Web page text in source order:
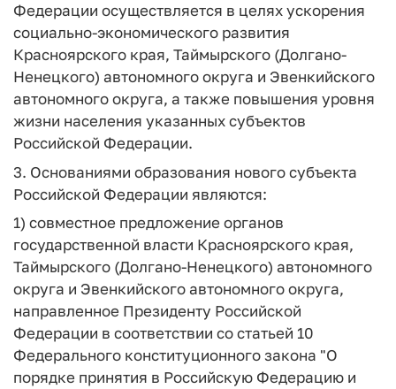
Федерации осуществляется в целях ускорения
социально-экономического развития
Красноярского края, Таймырского (Долгано-
Ненецкого) автономного округа и Эвенкийского
автономного округа, а также повышения уровня
жизни населения указанных субъектов
Российской Федерации.
3. Основаниями образования нового субъекта
Российской Федерации являются:
1) совместное предложение органов
государственной власти Красноярского края,
Таймырского (Долгано-Ненецкого) автономного
округа и Эвенкийского автономного округа,
направленное Президенту Российской
Федерации в соответствии со статьей 10
Федерального конституционного закона "О
порядке принятия в Российскую Федерацию и